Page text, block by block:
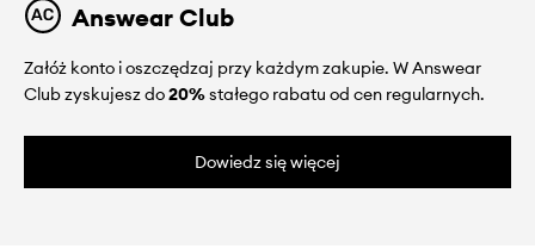
Answear Club
Załóż konto i oszczędzaj przy każdym zakupie. W Answear
Club zyskujesz do20%stałego rabatu od cen regularnych.
Dowiedz się więcej